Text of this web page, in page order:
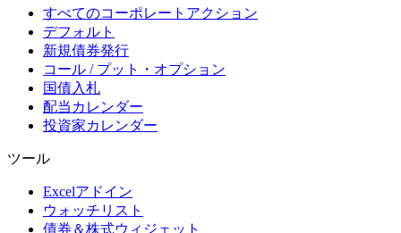
すべてのコーポレートアクション
デフォルト
新規債券発行
コール / プット・オプション
国債入札
配当カレンダー
投資家カレンダー
ツール
Excelアドイン
ウォッチリスト
債券＆株式ウィジェット